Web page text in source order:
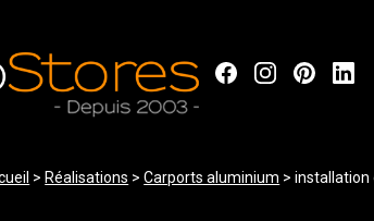
> Réalisations >Carports aluminium >installation